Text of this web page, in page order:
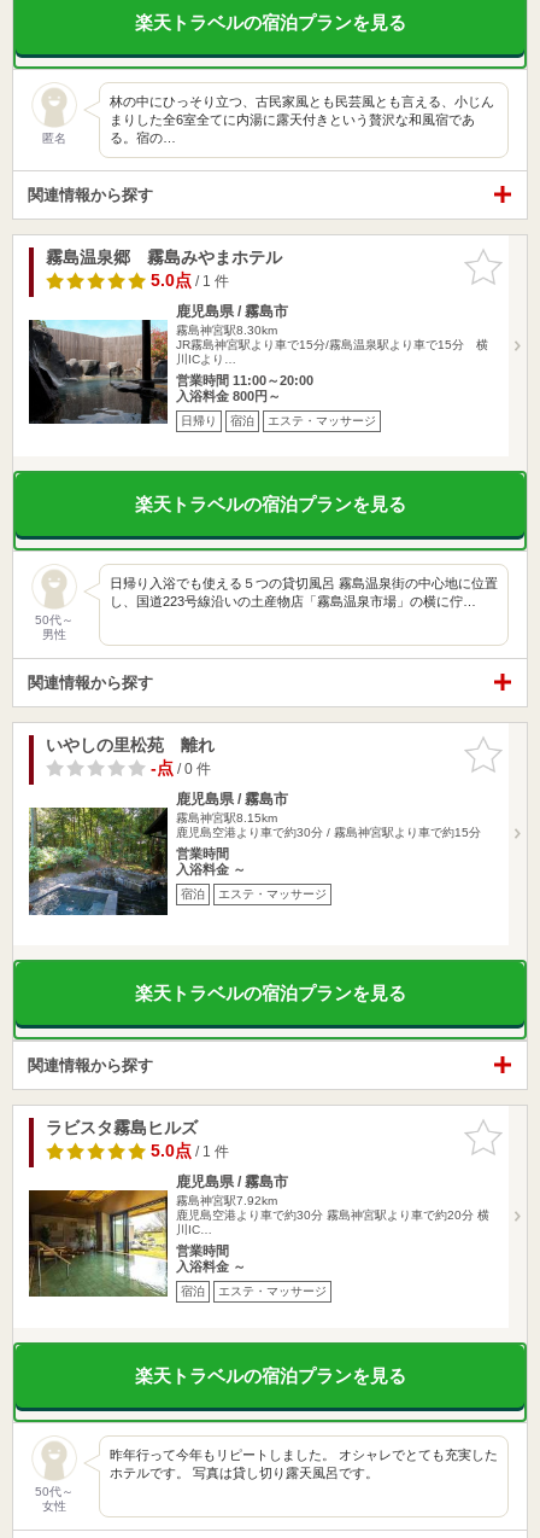
楽天トラベルの宿泊プランを見る
匿名
林の中にひっそり立つ、古民家風とも民芸風とも言える、小じん
まりした全6室全てに内湯に露天付きという贅沢な和風宿であ
る。宿の…
関連情報から探す
お気に入
りに追加
霧島温泉郷 霧島みやまホテル
5.0点/ 1 件
鹿児島県 / 霧島市
霧島神宮駅8.30km
JR霧島神宮駅より車で15分/霧島温泉駅より車で15分 横
川ICより…
営業時間 11:00～20:00
入浴料金 800円～
日帰り 宿泊 エステ・マッサージ
楽天トラベルの宿泊プランを見る
50代～
男性
日帰り入浴でも使える５つの貸切風呂 霧島温泉街の中心地に位置
し、国道223号線沿いの土産物店「霧島温泉市場」の横に佇…
関連情報から探す
お気に入
りに追加
いやしの里松苑 離れ
-点/ 0 件
鹿児島県 / 霧島市
霧島神宮駅8.15km
鹿児島空港より車で約30分 / 霧島神宮駅より車で約15分
営業時間
入浴料金 ～
宿泊 エステ・マッサージ
楽天トラベルの宿泊プランを見る
関連情報から探す
お気に入
りに追加
ラビスタ霧島ヒルズ
5.0点/ 1 件
鹿児島県 / 霧島市
霧島神宮駅7.92km
鹿児島空港より車で約30分 霧島神宮駅より車で約20分 横
川IC…
営業時間
入浴料金 ～
宿泊 エステ・マッサージ
楽天トラベルの宿泊プランを見る
50代～
女性
昨年行って今年もリピートしました。 オシャレでとても充実した
ホテルです。 写真は貸し切り露天風呂です。